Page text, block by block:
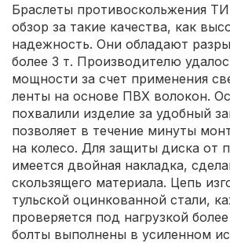
Браслеты противоскольжения
обзор за такие качества, как
надежность. Они обладают
более 3 т. Производителю
мощности за счет применения
ленты на основе ПВХ волокон.
похвалили изделие за удобный
позволяет в течение минуты
на колесо. Для защиты диска от
имеется двойная накладка,
скользящего материала. Цепь
тульской оцинкованной стали,
проверяется под нагрузкой
болты выполнены в усиленном